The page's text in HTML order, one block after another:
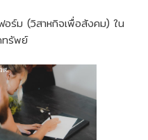
ร์ม (วิสาหกิจเพื่อสังคม) ใน
ทรัพย์